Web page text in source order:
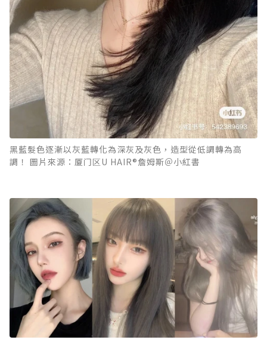
黑藍髮色逐漸以灰藍轉化為深灰及灰色，造型從低調轉為高
調！ 圖片來源：厦门区U HAIR®詹姆斯＠小紅書